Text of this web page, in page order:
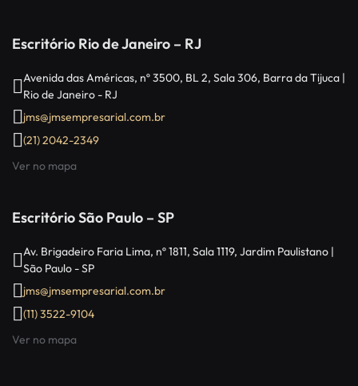
Escritório Rio de Janeiro – RJ
Avenida das Américas, nº 3500, BL 2, Sala 306, Barra da Tijuca |
Rio de Janeiro - RJ
jms@jmsempresarial.com.br
(21) 2042-2349
Ver no mapa
Escritório São Paulo – SP
Av. Brigadeiro Faria Lima, nº 1811, Sala 1119, Jardim Paulistano |
São Paulo - SP
jms@jmsempresarial.com.br
(11) 3522-9104
Ver no mapa